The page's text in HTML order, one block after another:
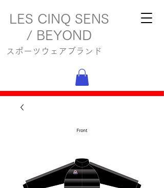
LES CINQ SENS
/ BEYOND
スポーツウェアブランド